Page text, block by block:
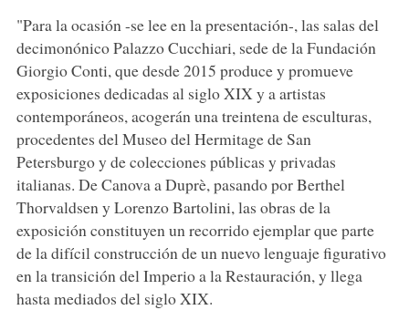
"Para la ocasión -se lee en la presentación-, las salas del
decimonónico Palazzo Cucchiari, sede de la Fundación
Giorgio Conti, que desde 2015 produce y promueve
exposiciones dedicadas al siglo XIX y a artistas
contemporáneos, acogerán una treintena de esculturas,
procedentes del Museo del Hermitage de San
Petersburgo y de colecciones públicas y privadas
italianas. De Canova a Duprè, pasando por Berthel
Thorvaldsen y Lorenzo Bartolini, las obras de la
exposición constituyen un recorrido ejemplar que parte
de la difícil construcción de un nuevo lenguaje figurativo
en la transición del Imperio a la Restauración, y llega
hasta mediados del siglo XIX.